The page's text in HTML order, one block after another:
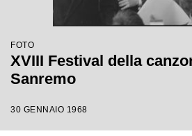
FOTO
XVIII Festival della
Sanremo
30 GENNAIO 1968